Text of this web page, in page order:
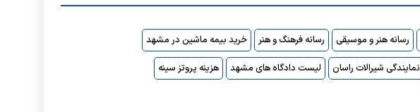
رسانه هنر و موسیقی رسانه فرهنگ و هنر
خرید بیمه ماشین در مشهد
نمایندگی شیرالات راسان لیست دادگاه های مشهد هزینه پروتز سینه